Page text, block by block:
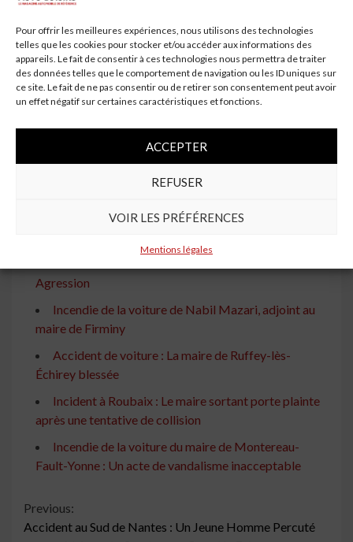
Pour offrir les meilleures expériences, nous utilisons des technologies
telles que les cookies pour stocker et/ou accéder aux informations des
appareils. Le fait de consentir à ces technologies nous permettra de traiter
des données telles que le comportement de navigation ou les ID uniques sur
ce site. Le fait de ne pas consentir ou de retirer son consentement peut avoir
un effet négatif sur certaines caractéristiques et fonctions.
ACCEPTER
REFUSER
VOIR LES PRÉFÉRENCES
Mentions légales
À lire aussi
La Voiture du Maire de Savigne sur Lathan Sabotée :
Plainte Classée Sans Suite
Incendie de la voiture d'un adjoint au maire de
Firminy : Analyse et Réactions
Incendie de la voiture de la maire d'Échirolles,
Enquête sur les motivations criminelles
Bertrange : La voiture du maire incendiée devant
Agression
Incendie de la voiture de Nabil Mazari, adjoint au
maire de Firminy
Accident de voiture : La maire de Ruffey-lès-
Échirey blessée
Incident à Roubaix : Le maire sortant porte plainte
après une tentative de collision
Incendie de la voiture du maire de Montereau-
Fault-Yonne : Un acte de vandalisme inacceptable
Continue
Previous:
Accident au Sud de Nantes : Un Jeune Homme Percuté